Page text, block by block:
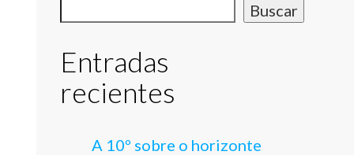
Buscar
Entradas
recientes
A 10º sobre o horizonte